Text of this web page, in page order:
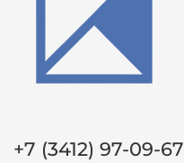
+7 (3412) 97-09-67